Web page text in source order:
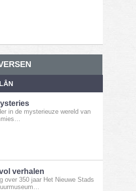
in de mysterieuze wereld van
verhalen
over 350 jaar Het Nieuwe Stads